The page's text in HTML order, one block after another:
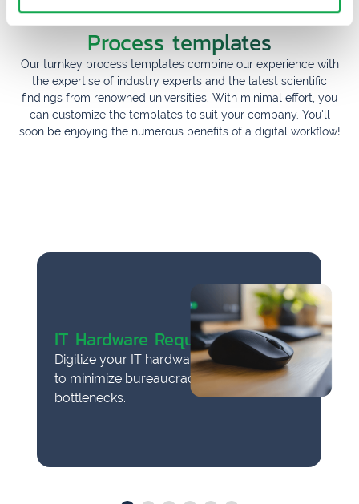
Our
Process templates
Our turnkey process templates combine our experience with
the expertise of industry experts and the latest scientific
findings from renowned universities. With minimal effort, you
can customize the templates to suit your company. You'll
soon be enjoying the numerous benefits of a digital workflow!
IT Hardware Request
Digitize your IT hardware request process
to minimize bureaucracy and avoid
bottlenecks.